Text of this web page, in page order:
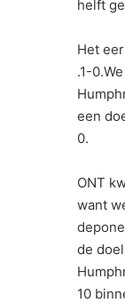
helft
Het
.1-
een
0.
ONT
want
de
10